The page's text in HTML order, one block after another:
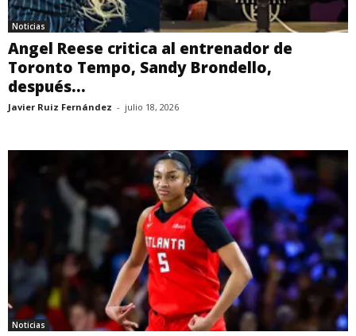
Noticias
Angel Reese critica al entrenador de
Toronto Tempo, Sandy Brondello,
después...
Javier Ruiz Fernández - julio 18, 2026
Noticias